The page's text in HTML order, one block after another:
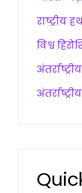
राष्ट्रीय
विश्व